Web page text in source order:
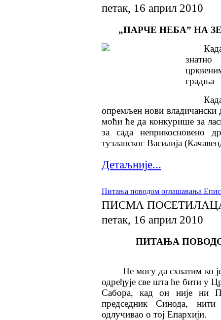
петак, 16 април 2010
„ПАРЧЕ НЕБА” НА
знатно
градња
опремљен нови владичански
моћи ће да конкурише за
за сада неприкосновено
тузланског Василија
Детаљније...
Питања поводом оглашавања
ПИСМА
петак, 16 април 2010
ПИТАЊА
Не могу да схватим ко
одређује све шта ће бити у
Сабора, кад он није ни
председник Синода,
одлучивао о тој Епархији.